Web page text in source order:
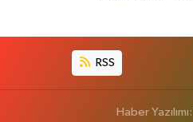
RSS
Haber Yazılımı: